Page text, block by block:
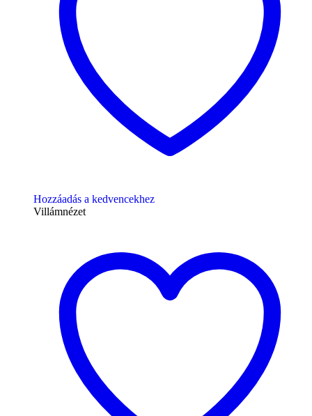
Hozzáadás a kedvencekhez
Villámnézet